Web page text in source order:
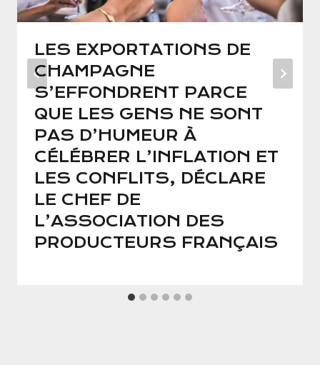
LES EXPORTATIONS DE
CHAMPAGNE
S’EFFONDRENT PARCE
QUE LES GENS NE SONT
PAS D’HUMEUR À
CÉLÉBRER L’INFLATION ET
LES CONFLITS, DÉCLARE
LE CHEF DE
L’ASSOCIATION DES
PRODUCTEURS FRANÇAIS